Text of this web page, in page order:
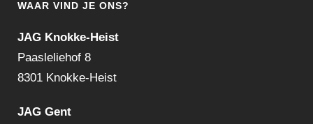
WAAR VIND JE ONS?
JAG Knokke-Heist
Paasleliehof 8
8301 Knokke-Heist
JAG Gent